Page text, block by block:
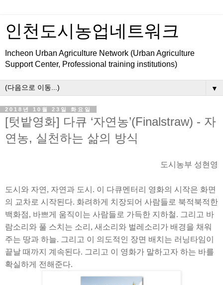
인천도시농업네트워크
Incheon Urban Agriculture Network (Urban Agriculture
Support Center, Professional training institutions)
▼
2018년 10월 23일 화요일
[텃밭영화] 다큐 ‘자연농’(Finalstraw) - 자
연농, 실천하는 삶의 방식
도시농부 성현영
도시와 자연 , 자연과 도시 . 이 다큐멘터리 영화의 시작은 화면
의 교차로 시작된다. 화려하게 치장되어 사람들로 북적북적한
백화점, 바쁘게 움직이는 사람들로 가득한 지하철. 그리고 바
람소리와 풀 스치는 소리 , 새소리와 벌레소리가 배경을 채워
주는 땅과 하늘. 그리고 이 의도적인 장면 배치는 러닝타임이
끝날 때까지 계속된다. 그리고 이 영화가 말하고자 하는 바를
확실하게 전해준다.